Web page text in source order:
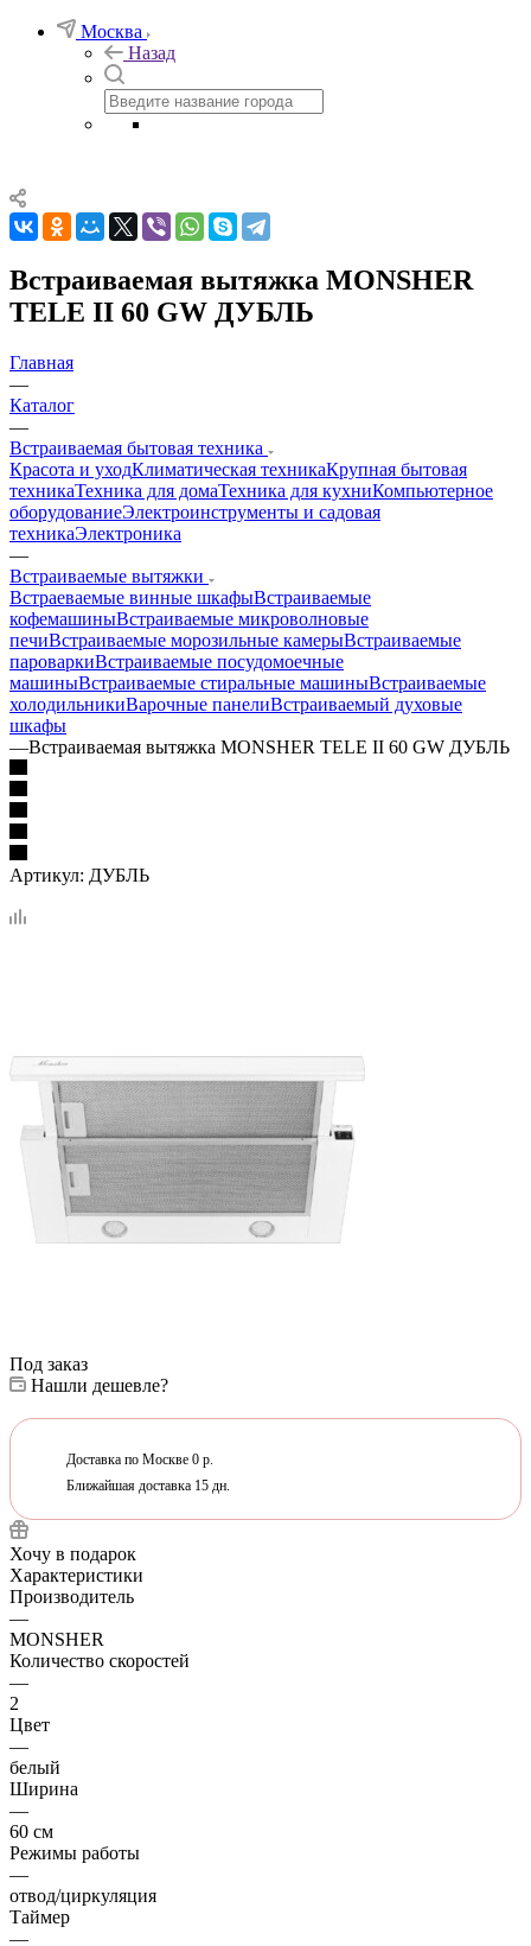
Москва
Назад
Встраиваемая вытяжка MONSHER
TELE II 60 GW ДУБЛЬ
Главная
—
Каталог
—
Встраиваемая бытовая техника
Красота и уходКлиматическая техникаКрупная бытовая
техникаТехника для домаТехника для кухниКомпьютерное
оборудованиеЭлектроинструменты и садовая
техникаЭлектроника
—
Встраиваемые вытяжки
Встраеваемые винные шкафыВстраиваемые
кофемашиныВстраиваемые микроволновые
печиВстраиваемые морозильные камерыВстраиваемые
пароваркиВстраиваемые посудомоечные
машиныВстраиваемые стиральные машиныВстраиваемые
холодильникиВарочные панелиВстраиваемый духовые
шкафы
—Встраиваемая вытяжка MONSHER TELE II 60 GW ДУБЛЬ
Артикул: ДУБЛЬ
Под заказ
Нашли дешевле?
Доставка по Москве 0 р.
Ближайшая доставка 15 дн.
Хочу в подарок
Характеристики
Производитель
—
MONSHER
Количество скоростей
—
2
Цвет
—
белый
Ширина
—
60 см
Режимы работы
—
отвод/циркуляция
Таймер
—